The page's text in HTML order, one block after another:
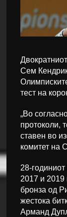
Сем
тест на
„Во
протоколи,
ставен во
комитет на
28-
2017 и 2019
бронза од
жестока
Арманд